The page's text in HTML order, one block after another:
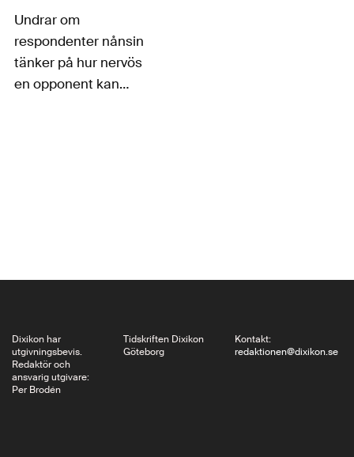
Undrar om
respondenter nånsin
tänker på hur nervös
en opponent kan
åldrande och visdom…
Dixikon har
utgivningsbevis.
Redaktör och
ansvarig utgivare:
Per Brodén
Tidskriften Dixikon
Göteborg
Kontakt:
redaktionen@dixikon.se